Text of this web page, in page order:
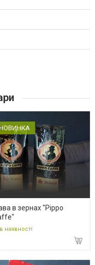
в зернах "Pippo
наявності